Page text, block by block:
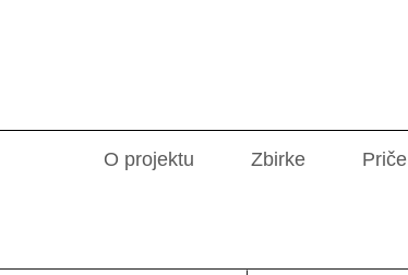
O projektu Zbirke Priče